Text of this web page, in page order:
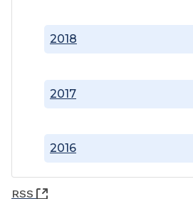
2016
2017
2018
RSS (Abre una nueva ventana)